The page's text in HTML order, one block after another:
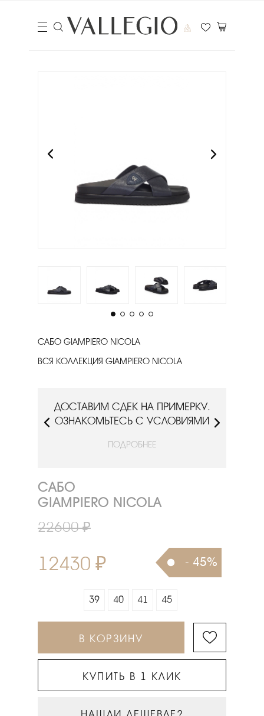
САБО GIAMPIERO NICOLA
ВСЯ КОЛЛЕКЦИЯ GIAMPIERO NICOLA
ДОСТАВИМ СДЕК НА ПРИМЕРКУ.
ОЗНАКОМЬТЕСЬ С УСЛОВИЯМИ
ПОДРОБНЕЕ
САБО
GIAMPIERO NICOLA
22600 ₽
12430 ₽ - 45%
39 40 41 45
В КОРЗИНУ
КУПИТЬ В 1 КЛИК